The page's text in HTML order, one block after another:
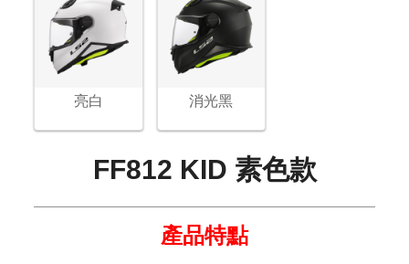
亮白 消光黑
FF812 KID 素色款
產品特點